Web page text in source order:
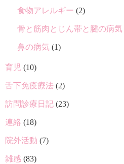
食物アレルギー (2)
骨と筋肉とじん帯と腱の病気
鼻の病気 (1)
育児 (10)
舌下免疫療法 (2)
訪問診療日記 (23)
連絡 (18)
院外活動 (7)
雑感 (83)